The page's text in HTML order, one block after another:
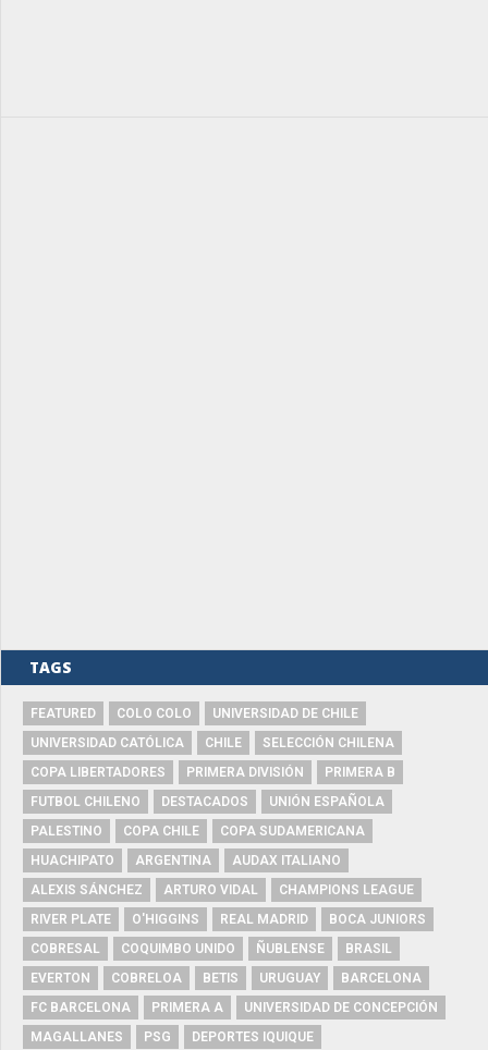
TAGS
FEATURED COLO COLO
UNIVERSIDAD DE CHILE
UNIVERSIDAD CATÓLICA
CHILE
SELECCIÓN CHILENA
COPA LIBERTADORES
PRIMERA DIVISIÓN
PRIMERA B
FUTBOL CHILENO
DESTACADOS
UNIÓN ESPAÑOLA
PALESTINO
COPA CHILE
COPA SUDAMERICANA
HUACHIPATO
ARGENTINA
AUDAX ITALIANO
ALEXIS SÁNCHEZ
ARTURO VIDAL
CHAMPIONS LEAGUE
RIVER PLATE
O'HIGGINS REAL MADRID
BOCA JUNIORS
COBRESAL
COQUIMBO UNIDO ÑUBLENSE
BRASIL
EVERTON
COBRELOA BETIS URUGUAY
BARCELONA
FC BARCELONA
PRIMERA A
UNIVERSIDAD DE CONCEPCIÓN
MAGALLANES
PSG DEPORTES IQUIQUE